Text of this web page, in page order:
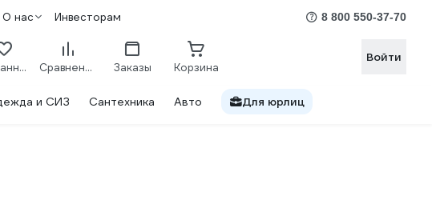
О нас Инвесторам 8 800 550-37-70
Избранное Сравнение Заказы Корзина
Войти
и СИЗ Сантехника Авто Для юрлиц